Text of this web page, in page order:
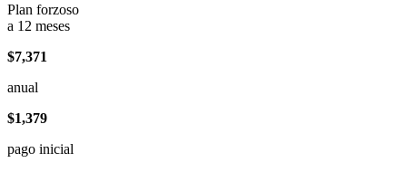
Plan forzoso
a 12 meses
$7,371
anual
$1,379
pago inicial